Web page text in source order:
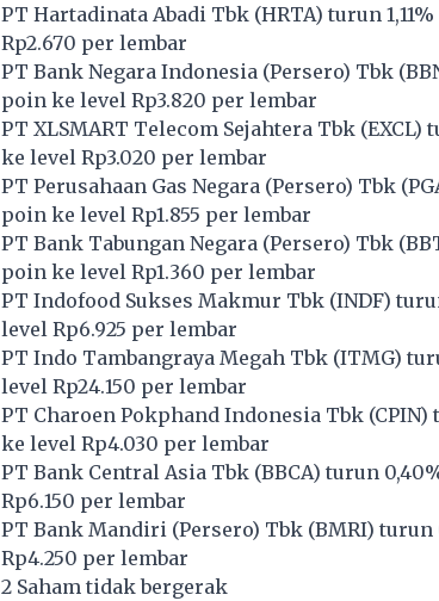
PT Hartadinata Abadi Tbk (HRTA) turun
Rp2.670 per lembar
PT Bank Negara Indonesia (Persero) Tbk (
poin ke level Rp3.820 per lembar
PT XLSMART Telecom Sejahtera Tbk (EXCL)
ke level Rp3.020 per lembar
PT Perusahaan Gas Negara (Persero) Tbk (
poin ke level Rp1.855 per lembar
PT Bank Tabungan Negara (Persero) Tbk (
poin ke level Rp1.360 per lembar
PT Indofood Sukses Makmur Tbk (INDF)
level Rp6.925 per lembar
PT Indo Tambangraya Megah Tbk (ITMG)
level Rp24.150 per lembar
PT Charoen Pokphand Indonesia Tbk (CPIN)
ke level Rp4.030 per lembar
PT Bank Central Asia Tbk (BBCA) turun
Rp6.150 per lembar
PT Bank Mandiri (Persero) Tbk (BMRI) turun
Rp4.250 per lembar
2 Saham tidak bergerak